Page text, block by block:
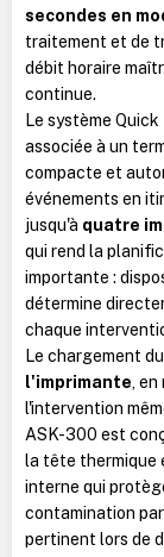
secondes en
traitement et de
débit horaire
continue.
Le système
associée à un
compacte et
événements en
jusqu'à quatre
qui rend la
importante :
détermine
chaque
Le chargement
l'imprimante,
l'intervention
ASK-300 est
la tête thermique
interne qui
contamination
pertinent lors de